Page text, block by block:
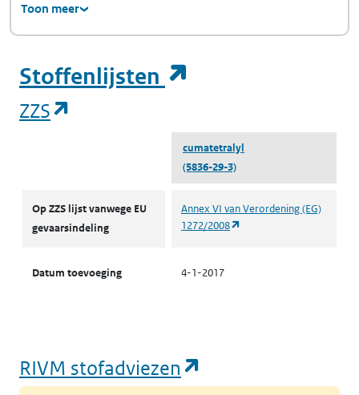
Toon meer
Stoffenlijsten
ZZS
cumatetralyl
(5836-29-3)
Op ZZS lijst vanwege EU
gevaarsindeling
Annex VI van Verordening (EG)
1272/2008
Datum toevoeging 4-1-2017
RIVM stofadviezen